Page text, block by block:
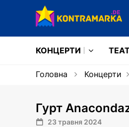
КОНЦЕРТИ
Головна Концерти
Гурт
23 травня 2024